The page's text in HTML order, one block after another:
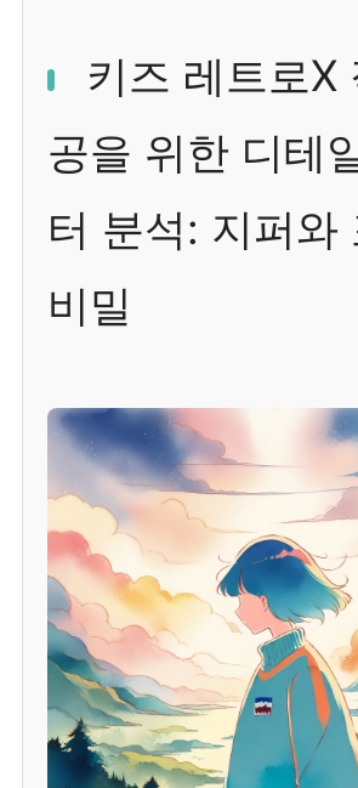
키즈 레트로X
공을 위한 디테
터 분석: 지퍼와
비밀